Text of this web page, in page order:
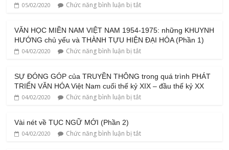
05/02/2020 Chức năng bình luận bị tắt
VĂN HỌC MIỀN NAM VIỆT NAM 1954-1975: những KHUYNH
HƯỚNG chủ yếu và THÀNH TỰU HIỆN ĐẠI HÓA (Phần 1)
04/02/2020 Chức năng bình luận bị tắt
SỰ ĐÓNG GÓP của TRUYỀN THÔNG trong quá trình PHÁT
TRIỂN VĂN HÓA Việt Nam cuối thế kỷ XIX – đầu thế kỷ XX
04/02/2020 Chức năng bình luận bị tắt
Vài nét về TỤC NGỮ MỚI (Phần 2)
04/02/2020 Chức năng bình luận bị tắt